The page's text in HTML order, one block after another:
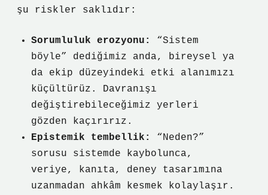
şu riskler saklıdır:
Sorumluluk erozyonu:
“Sistem
böyle” dediğimiz anda, bireysel ya
da ekip düzeyindeki etki alanımızı
küçültürüz. Davranışı
değiştirebileceğimiz yerleri
gözden kaçırırız.
Epistemik tembellik:
“Neden?”
sorusu sistemde kaybolunca,
veriye, kanıta, deney tasarımına
uzanmadan ahkâm kesmek kolaylaşır.